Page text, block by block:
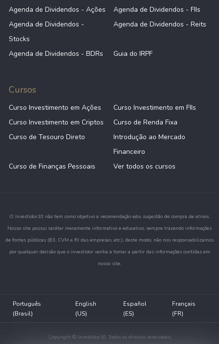
Agenda de Dividendos - Ações
Agenda de Dividendos - FIIs
Agenda de Dividendos -
Stocks
Agenda de Dividendos - Reits
Agenda de Dividendos - BDRs Guia do IRPF
Cursos
Curso Investimento em Ações
Curso Investimento em FIIs
Curso Investimento em Criptos
Curso de Renda Fixa
Curso de Tesouro Direto
Introdução ao Mercado
Financeiro
Curso de Finanças Pessoais
Ver todos os cursos
O Investidor10 não tem como objetivo a recomendação e/ou sugestão de compra de ativos.
Nosso site possui caráter meramente informativo e educativo, sempre trazendo informações
de fontes públicas (B3, CVM e RI das empresas, etc.), deste modo, não nos responsabilizamos
por qualquer decisão que o investidor venha a tomar a partir das informações contidas em
nosso site.
Português
(Brasil)
English
(US)
Español
(ES)
Français
(FR)
Copyright © Investidor10. Todos os direitos reservados